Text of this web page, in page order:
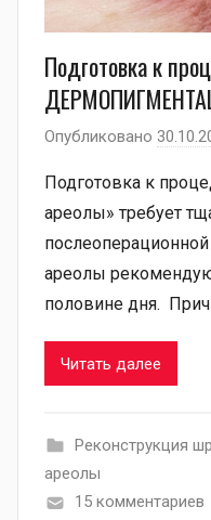
Подготовка к
Опубликовано
Подготовка к
ареолы» требует
ареолы
половине дня.
Читать далее
Pеконструкция
ареолы
15 комментариев